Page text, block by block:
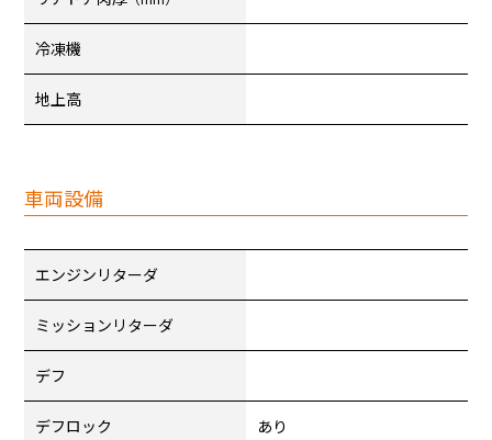
冷凍機
地上高
車両設備
エンジンリターダ
ミッションリターダ
デフ
デフロック あり